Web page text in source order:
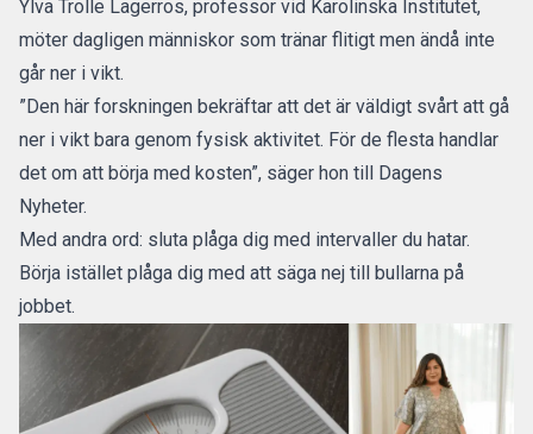
Ylva Trolle Lagerros, professor vid Karolinska Institutet,
möter dagligen människor som tränar flitigt men ändå inte
går ner i vikt.
”Den här forskningen bekräftar att det är väldigt svårt att gå
ner i vikt bara genom fysisk aktivitet. För de flesta handlar
det om att börja med kosten”, säger hon till Dagens
Nyheter.
Med andra ord: sluta plåga dig med intervaller du hatar.
Börja istället plåga dig med att säga nej till bullarna på
jobbet.